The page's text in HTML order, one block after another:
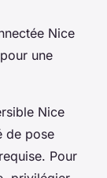
Nice
une
Nice
de pose
Pour